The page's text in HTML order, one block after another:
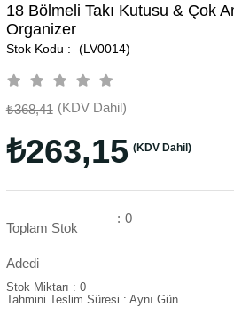
18 Bölmeli Takı Kutusu & Çok
Organizer
(LV0014)
₺368,41 (KDV Dahil)
₺263,15 (KDV Dahil)
Toplam Stok
Adedi
: 0
Stok Miktarı : 0
Tahmini Teslim Süresi : Aynı Gün